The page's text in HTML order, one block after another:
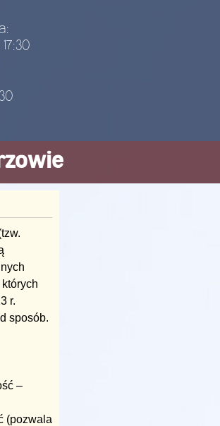
r.
sposób.
–
(pozwala